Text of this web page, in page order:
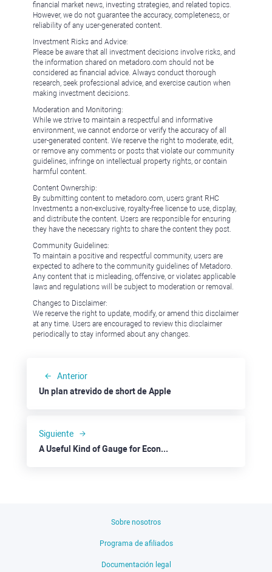
financial market news, investing strategies, and related topics.
However, we do not guarantee the accuracy, completeness, or
reliability of any user-generated content.
Investment Risks and Advice:
Please be aware that all investment decisions involve risks, and
the information shared on metadoro.com should not be
considered as financial advice. Always conduct thorough
research, seek professional advice, and exercise caution when
making investment decisions.
Moderation and Monitoring:
While we strive to maintain a respectful and informative
environment, we cannot endorse or verify the accuracy of all
user-generated content. We reserve the right to moderate, edit,
or remove any comments or posts that violate our community
guidelines, infringe on intellectual property rights, or contain
harmful content.
Content Ownership:
By submitting content to metadoro.com, users grant RHC
Investments a non-exclusive, royalty-free license to use, display,
and distribute the content. Users are responsible for ensuring
they have the necessary rights to share the content they post.
Community Guidelines:
To maintain a positive and respectful community, users are
expected to adhere to the community guidelines of Metadoro.
Any content that is misleading, offensive, or violates applicable
laws and regulations will be subject to moderation or removal.
Changes to Disclaimer:
We reserve the right to update, modify, or amend this disclaimer
at any time. Users are encouraged to review this disclaimer
periodically to stay informed about any changes.
Anterior
Un plan atrevido de short de Apple
Siguiente
A Useful Kind of Gauge for Economy and Market Trends: Target
Sobre nosotros
Programa de afiliados
Documentación legal